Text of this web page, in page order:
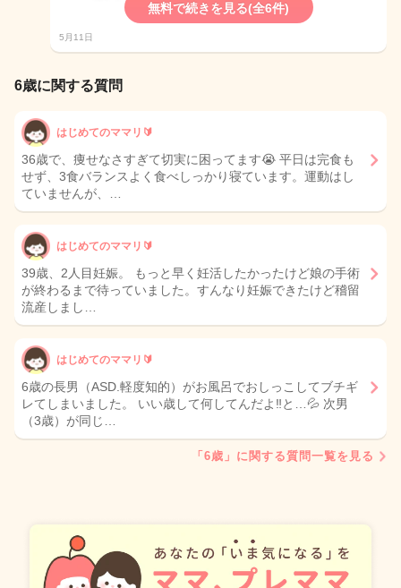
無料で続きを見る(全6件)
5月11日
6歳に関する質問
はじめてのママリ🔰
36歳で、痩せなさすぎて切実に困ってます😭 平日は完食も
せず、3食バランスよく食べしっかり寝ています。運動はし
ていませんが、…
はじめてのママリ🔰
39歳、2人目妊娠。 もっと早く妊活したかったけど娘の手術
が終わるまで待っていました。すんなり妊娠できたけど稽留
流産しまし…
はじめてのママリ🔰
6歳の長男（ASD.軽度知的）がお風呂でおしっこしてブチギ
レてしまいました。 いい歳して何してんだよ‼️と…💦 次男
（3歳）が同じ…
「6歳」に関する質問一覧を見る